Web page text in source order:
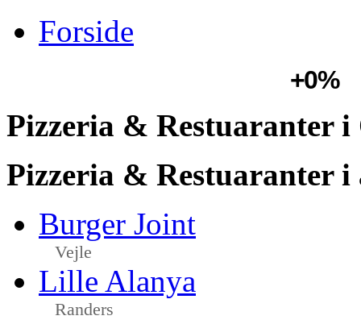
Forside
+0%
Pizzeria & Restuaranter i
Pizzeria & Restuaranter i
Burger Joint
Vejle
Lille Alanya
Randers